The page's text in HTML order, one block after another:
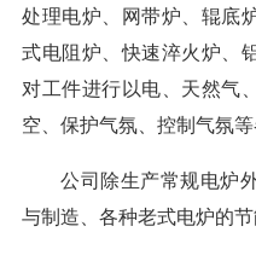
处理电炉、网带炉、辊底
式电阻炉、快速淬火炉、
对工件进行以电、天然气
空、保护气氛、控制气氛等
公司除生产常规电炉
与制造、各种老式电炉的节